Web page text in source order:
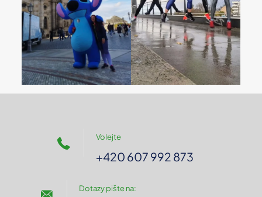
Volejte
+420 607 992 873
Dotazy pište na: